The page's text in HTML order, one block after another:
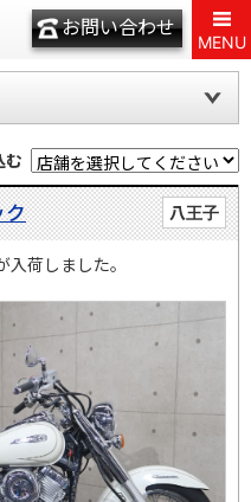
お問い合わせ
MENU
む
八王子
ク
荷しました。